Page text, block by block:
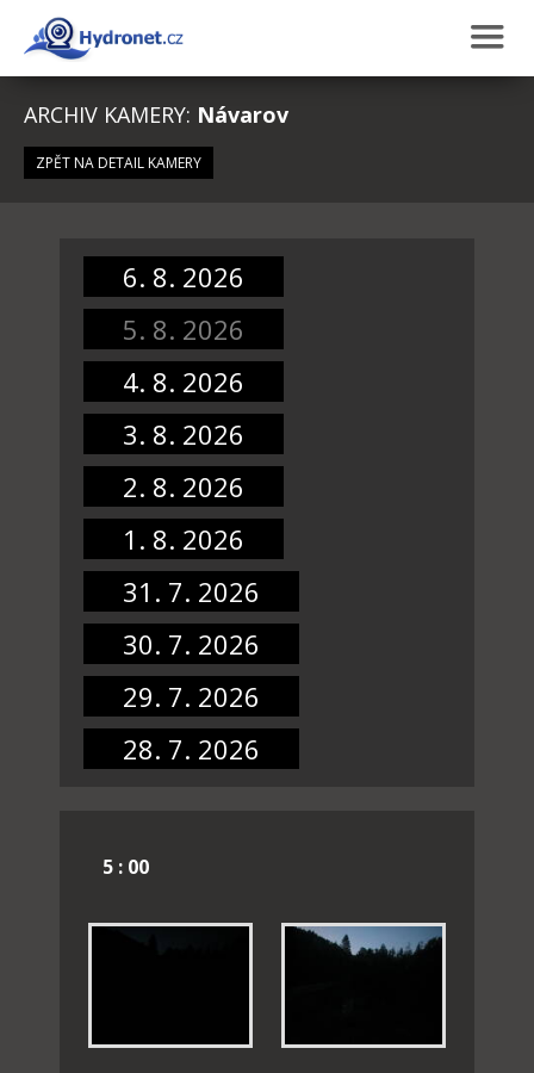
ARCHIV KAMERY: Návarov
ZPĚT NA DETAIL KAMERY
6. 8. 2026
5. 8. 2026
4. 8. 2026
3. 8. 2026
2. 8. 2026
1. 8. 2026
31. 7. 2026
30. 7. 2026
29. 7. 2026
28. 7. 2026
5 : 00